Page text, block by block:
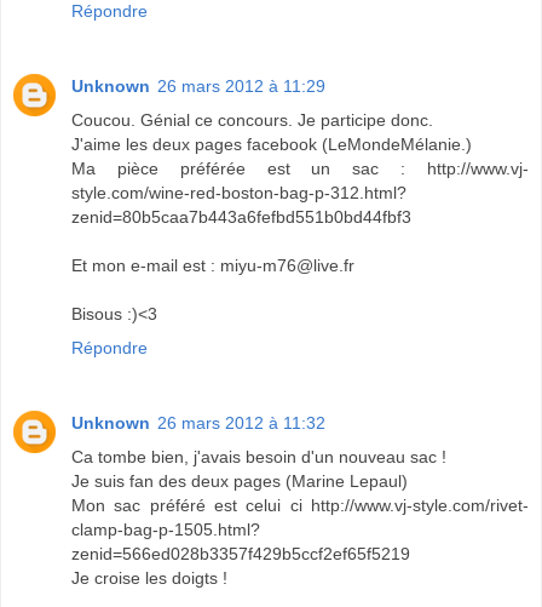
Répondre
Unknown 26 mars 2012 à 11:29
Coucou. Génial ce concours. Je participe donc.
J'aime les deux pages facebook (LeMondeMélanie.)
Ma pièce préférée est un sac : http://www.vj-
style.com/wine-red-boston-bag-p-312.html?
zenid=80b5caa7b443a6fefbd551b0bd44fbf3
Et mon e-mail est : miyu-m76@live.fr
Bisous :)<3
Répondre
Unknown 26 mars 2012 à 11:32
Ca tombe bien, j'avais besoin d'un nouveau sac !
Je suis fan des deux pages (Marine Lepaul)
Mon sac préféré est celui ci http://www.vj-style.com/rivet-
clamp-bag-p-1505.html?
zenid=566ed028b3357f429b5ccf2ef65f5219
Je croise les doigts !